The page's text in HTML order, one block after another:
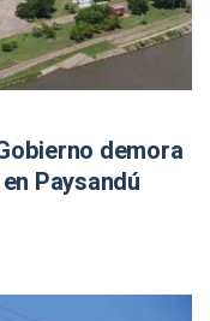
demora
Paysandú